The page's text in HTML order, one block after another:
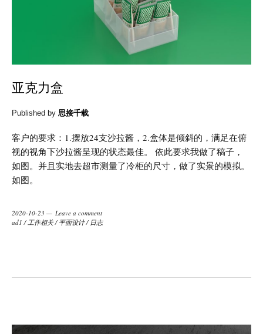
亚克力盒
Published by 思接千载
客户的要求：1.摆放24支沙拉酱，2.盒体是倾斜的，满足在俯
视的视角下沙拉酱呈现的状态最佳。 依此要求我做了稿子，
如图。并且实地去超市测量了冷柜的尺寸，做了实景的模拟。
如图。
2020-10-23
Leave a comment
ad1 / 工作相关/ 平面设计/ 日志